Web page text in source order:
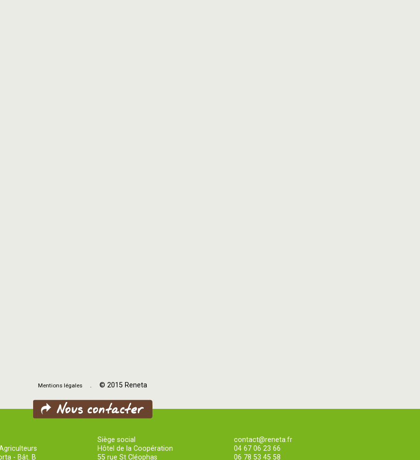
Mentions légales . © 2015 Reneta
- Bât. B
Siège social
Hôtel de la Coopération
55 rue St Cléophas
contact@reneta.fr
04 67 06 23 66
06 78 53 45 58